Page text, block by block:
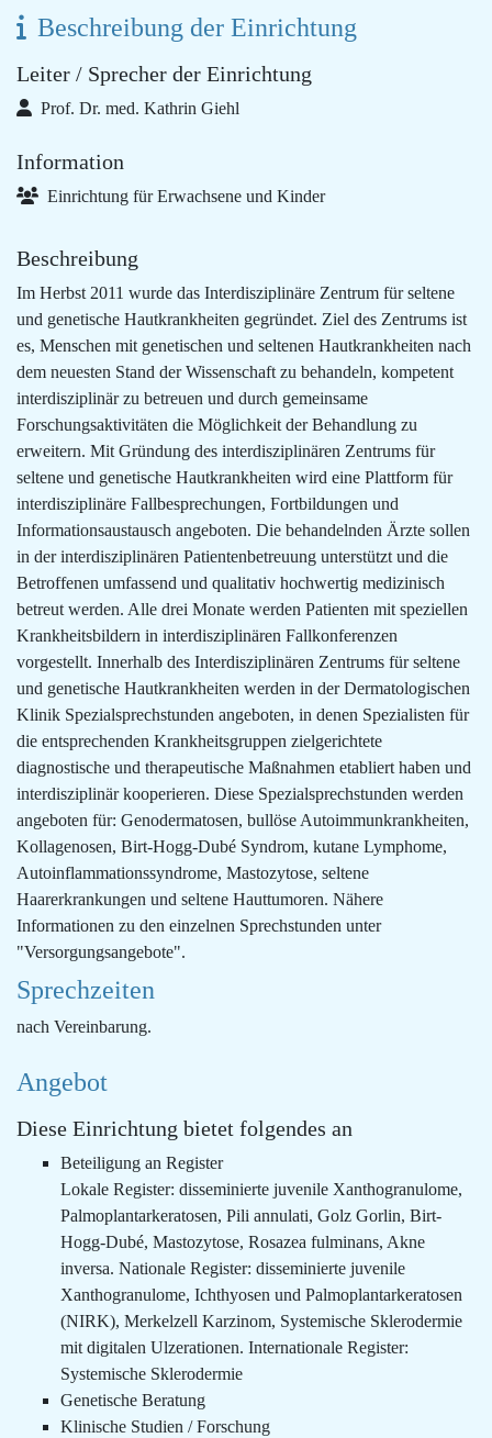
Beschreibung der Einrichtung
Leiter / Sprecher der Einrichtung
Prof. Dr. med. Kathrin Giehl
Information
Einrichtung für Erwachsene und Kinder
Beschreibung
Im Herbst 2011 wurde das Interdisziplinäre Zentrum für seltene
und genetische Hautkrankheiten gegründet. Ziel des Zentrums ist
es, Menschen mit genetischen und seltenen Hautkrankheiten nach
dem neuesten Stand der Wissenschaft zu behandeln, kompetent
interdisziplinär zu betreuen und durch gemeinsame
Forschungsaktivitäten die Möglichkeit der Behandlung zu
erweitern. Mit Gründung des interdisziplinären Zentrums für
seltene und genetische Hautkrankheiten wird eine Plattform für
interdisziplinäre Fallbesprechungen, Fortbildungen und
Informationsaustausch angeboten. Die behandelnden Ärzte sollen
in der interdisziplinären Patientenbetreuung unterstützt und die
Betroffenen umfassend und qualitativ hochwertig medizinisch
betreut werden. Alle drei Monate werden Patienten mit speziellen
Krankheitsbildern in interdisziplinären Fallkonferenzen
vorgestellt. Innerhalb des Interdisziplinären Zentrums für seltene
und genetische Hautkrankheiten werden in der Dermatologischen
Klinik Spezialsprechstunden angeboten, in denen Spezialisten für
die entsprechenden Krankheitsgruppen zielgerichtete
diagnostische und therapeutische Maßnahmen etabliert haben und
interdisziplinär kooperieren. Diese Spezialsprechstunden werden
angeboten für: Genodermatosen, bullöse Autoimmunkrankheiten,
Kollagenosen, Birt-Hogg-Dubé Syndrom, kutane Lymphome,
Autoinflammationssyndrome, Mastozytose, seltene
Haarerkrankungen und seltene Hauttumoren. Nähere
Informationen zu den einzelnen Sprechstunden unter
"Versorgungsangebote".
Sprechzeiten
nach Vereinbarung.
Angebot
Diese Einrichtung bietet folgendes an
Beteiligung an Register
Lokale Register: disseminierte juvenile Xanthogranulome,
Palmoplantarkeratosen, Pili annulati, Golz Gorlin, Birt-
Hogg-Dubé, Mastozytose, Rosazea fulminans, Akne
inversa. Nationale Register: disseminierte juvenile
Xanthogranulome, Ichthyosen und Palmoplantarkeratosen
(NIRK), Merkelzell Karzinom, Systemische Sklerodermie
mit digitalen Ulzerationen. Internationale Register:
Systemische Sklerodermie
Genetische Beratung
Klinische Studien / Forschung